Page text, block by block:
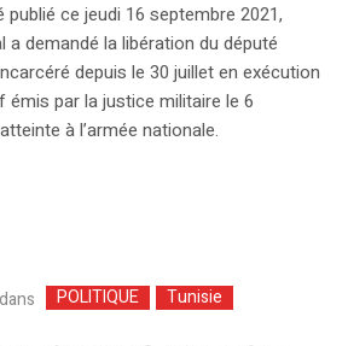
ce jeudi 16 septembre 2021,
demandé la libération du député
depuis le 30 juillet en exécution
émis par la justice militaire le 6
à l’armée nationale.
dans POLITIQUE Tunisie